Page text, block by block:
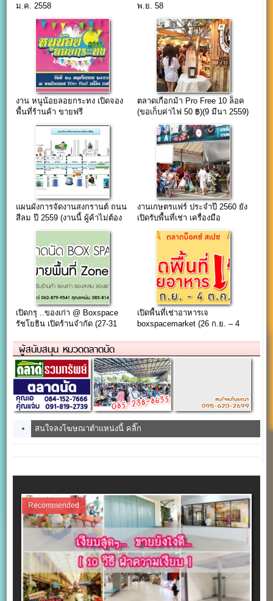
ม.ค. 2558
พ.ย. 58
งาน หนูน้อยลอยกระทง เปิดจอง
พื้นที่ร้านค้า ขายฟรี
ตลาดเกือกม้า Pro Free 10 ล็อค
(ขอเก็บค่าไฟ 50 ฿)(9 มีนา 2559)
แผนผังการจัดงานสงกรานต์ ถนน
สีลม ปี 2559 (งานนี้ ผู้ค้าไม่ต้อง
งานเกษตรแฟร์ ประจำปี 2560 ยัง
เปิดรับพื้นที่เช่า เครื่องมือ
เปิดกรุ ..ของเก่า @ Boxspace
รัชโยธิน เปิดร้านจำกัด (27-31
เปิดพื้นที่เช่าอาหารเจ
boxspacemarket (26 ก.ย. – 4
ผู้สนับสนุน หมวดตลาดนัด
สนใจลงโฆษณาตำแหน่งนี้ คลิ๊ก
Recommended